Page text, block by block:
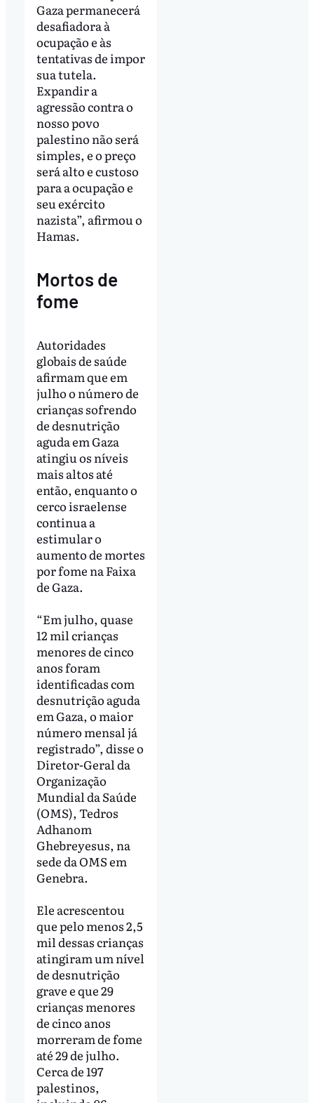
Gaza permanecerá
desafiadora à
ocupação e às
tentativas de impor
sua tutela.
Expandir a
agressão contra o
nosso povo
palestino não será
simples, e o preço
será alto e custoso
para a ocupação e
seu exército
nazista”, afirmou o
Hamas.
Mortos de
fome
Autoridades
globais de saúde
afirmam que em
julho o número de
crianças sofrendo
de desnutrição
aguda em Gaza
atingiu os níveis
mais altos até
então, enquanto o
cerco israelense
continua a
estimular o
aumento de mortes
por fome na Faixa
de Gaza.
“Em julho, quase
12 mil crianças
menores de cinco
anos foram
identificadas com
desnutrição aguda
em Gaza, o maior
número mensal já
registrado”, disse o
Diretor-Geral da
Organização
Mundial da Saúde
(OMS), Tedros
Adhanom
Ghebreyesus, na
sede da OMS em
Genebra.
Ele acrescentou
que pelo menos 2,5
mil dessas crianças
atingiram um nível
de desnutrição
grave e que 29
crianças menores
de cinco anos
morreram de fome
até 29 de julho.
Cerca de 197
palestinos,